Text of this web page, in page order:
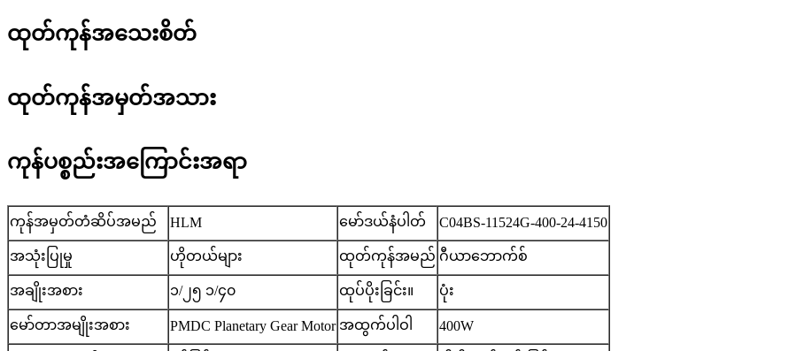
ထုတ်ကုန်အသေးစိတ်
ထုတ်ကုန်အမှတ်အသား
ကုန်ပစ္စည်းအကြောင်းအရာ
ကုန်အမှတ်တံဆိပ်အမည် HLM မော်ဒယ်နံပါတ် C04BS-11524G-400-24-4150
အသုံးပြုမှု ဟိုတယ်များ ထုတ်ကုန်အမည် ဂီယာဘောက်စ်
အချိုးအစား ၁/၂၅ ၁/၄၀ ထုပ်ပိုးခြင်း။ ပုံး
မော်တာအမျိုးအစား PMDC Planetary Gear Motor အထွက်ပါဝါ 400W